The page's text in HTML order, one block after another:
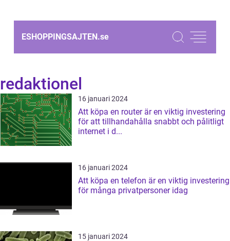
ESHOPPINGSAJTEN.se
redaktionel
16 januari 2024
Att köpa en router är en viktig investering
för att tillhandahålla snabbt och pålitligt
internet i d...
16 januari 2024
Att köpa en telefon är en viktig investering
för många privatpersoner idag
15 januari 2024